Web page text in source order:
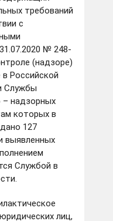
требований
с
№ 248-
(надзоре)
Российской
Службы
– надзорных
которых в
127
выявленных
Службой в
лиц,